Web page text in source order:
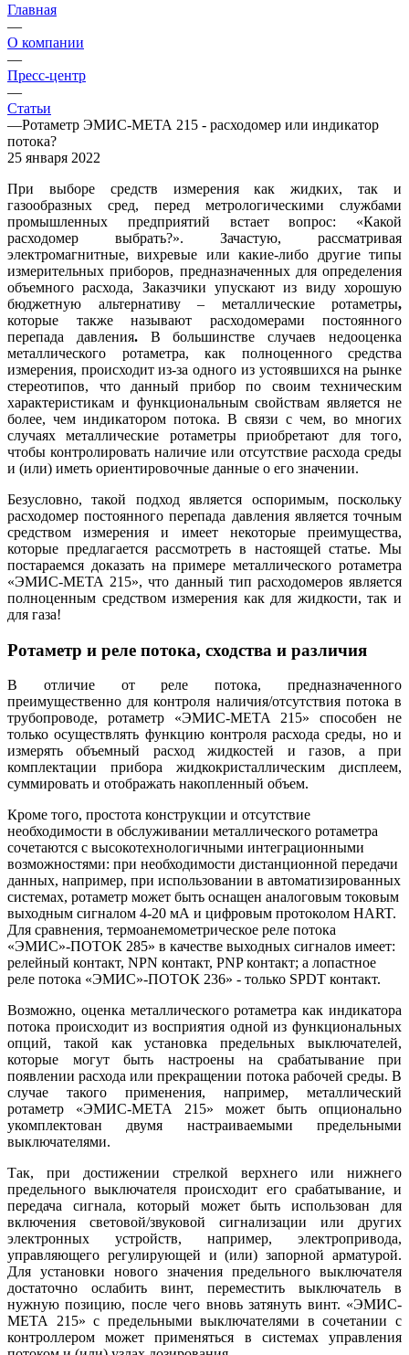
Главная
—
О компании
—
Пресс-центр
—
Статьи
—Ротаметр ЭМИС-МЕТА 215 - расходомер или индикатор
потока?
25 января 2022
При выборе средств измерения как жидких, так и
газообразных сред, перед метрологическими службами
промышленных предприятий встает вопрос: «Какой
расходомер выбрать?». Зачастую, рассматривая
электромагнитные, вихревые или какие-либо другие типы
измерительных приборов, предназначенных для определения
объемного расхода, Заказчики упускают из виду хорошую
бюджетную альтернативу – металлические ротаметры,
которые также называют расходомерами постоянного
перепада давления. В большинстве случаев недооценка
металлического ротаметра, как полноценного средства
измерения, происходит из-за одного из устоявшихся на рынке
стереотипов, что данный прибор по своим техническим
характеристикам и функциональным свойствам является не
более, чем индикатором потока. В связи с чем, во многих
случаях металлические ротаметры приобретают для того,
чтобы контролировать наличие или отсутствие расхода среды
и (или) иметь ориентировочные данные о его значении.
Безусловно, такой подход является оспоримым, поскольку
расходомер постоянного перепада давления является точным
средством измерения и имеет некоторые преимущества,
которые предлагается рассмотреть в настоящей статье. Мы
постараемся доказать на примере металлического ротаметра
«ЭМИС-МЕТА 215», что данный тип расходомеров является
полноценным средством измерения как для жидкости, так и
для газа!
Ротаметр и реле потока, сходства и различия
В отличие от реле потока, предназначенного
преимущественно для контроля наличия/отсутствия потока в
трубопроводе, ротаметр «ЭМИС-МЕТА 215» способен не
только осуществлять функцию контроля расхода среды, но и
измерять объемный расход жидкостей и газов, а при
комплектации прибора жидкокристаллическим дисплеем,
суммировать и отображать накопленный объем.
Кроме того, простота конструкции и отсутствие
необходимости в обслуживании металлического ротаметра
сочетаются с высокотехнологичными интеграционными
возможностями: при необходимости дистанционной передачи
данных, например, при использовании в автоматизированных
системах, ротаметр может быть оснащен аналоговым токовым
выходным сигналом 4-20 мА и цифровым протоколом HART.
Для сравнения, термоанемометрическое реле потока
«ЭМИС»-ПОТОК 285» в качестве выходных сигналов имеет:
релейный контакт, NPN контакт, PNP контакт; а лопастное
реле потока «ЭМИС»-ПОТОК 236» - только SPDT контакт.
Возможно, оценка металлического ротаметра как индикатора
потока происходит из восприятия одной из функциональных
опций, такой как установка предельных выключателей,
которые могут быть настроены на срабатывание при
появлении расхода или прекращении потока рабочей среды. В
случае такого применения, например, металлический
ротаметр «ЭМИС-МЕТА 215» может быть опционально
укомплектован двумя настраиваемыми предельными
выключателями.
Так, при достижении стрелкой верхнего или нижнего
предельного выключателя происходит его срабатывание, и
передача сигнала, который может быть использован для
включения световой/звуковой сигнализации или других
электронных устройств, например, электропривода,
управляющего регулирующей и (или) запорной арматурой.
Для установки нового значения предельного выключателя
достаточно ослабить винт, переместить выключатель в
нужную позицию, после чего вновь затянуть винт. «ЭМИС-
МЕТА 215» с предельными выключателями в сочетании с
контроллером может применяться в системах управления